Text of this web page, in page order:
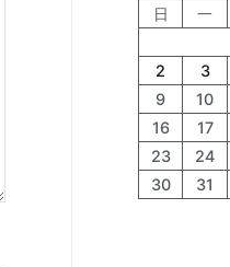
日
一
2
3
9
10
16
17
23
24
30
31